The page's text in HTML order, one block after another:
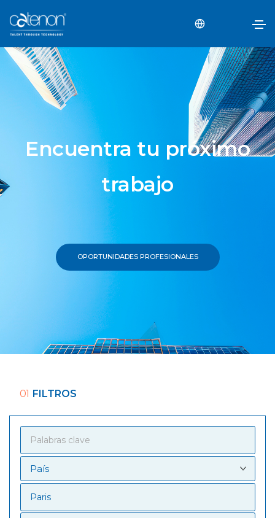
Encuentra tu próximo
trabajo
OPORTUNIDADES PROFESIONALES
01 FILTROS